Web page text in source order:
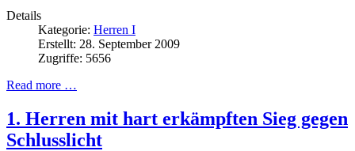
Details
Kategorie: Herren I
Erstellt: 28. September 2009
Zugriffe: 5656
Read more …
1. Herren mit hart erkämpften Sieg gegen
Schlusslicht